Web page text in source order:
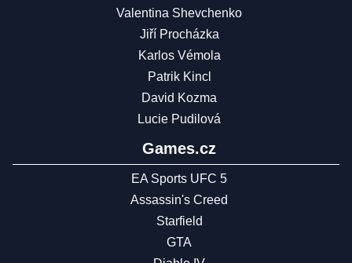
Valentina Shevchenko
Jiří Procházka
Karlos Vémola
Patrik Kincl
David Kozma
Lucie Pudilová
Games.cz
EA Sports UFC 5
Assassin's Creed
Starfield
GTA